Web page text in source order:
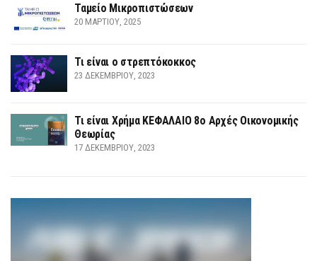
Ταμείο Μικροπιστώσεων
20 ΜΑΡΤΊΟΥ, 2025
Τι είναι ο στρεπτόκοκκος
23 ΔΕΚΕΜΒΡΊΟΥ, 2023
Τι είναι Χρήμα ΚΕΦΑΛΑΙΟ 8ο Αρχές Οικονομικής
Θεωρίας
17 ΔΕΚΕΜΒΡΊΟΥ, 2023